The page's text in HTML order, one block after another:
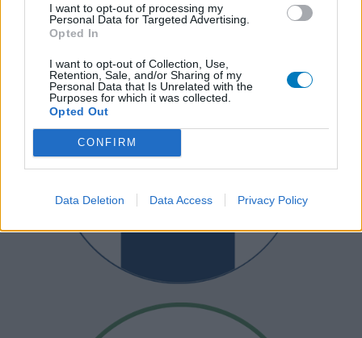
I want to opt-out of processing my
Personal Data for Targeted Advertising.
Opted In
I want to opt-out of Collection, Use,
Retention, Sale, and/or Sharing of my
Personal Data that Is Unrelated with the
Purposes for which it was collected.
Opted Out
CONFIRM
Data Deletion Data Access Privacy Policy